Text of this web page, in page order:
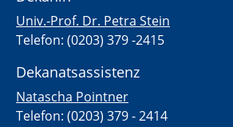
Univ.-Prof. Dr. Petra Stein
Telefon: (0203) 379 -2415
Dekanatsassistenz
Natascha Pointner
Telefon: (0203) 379 - 2414